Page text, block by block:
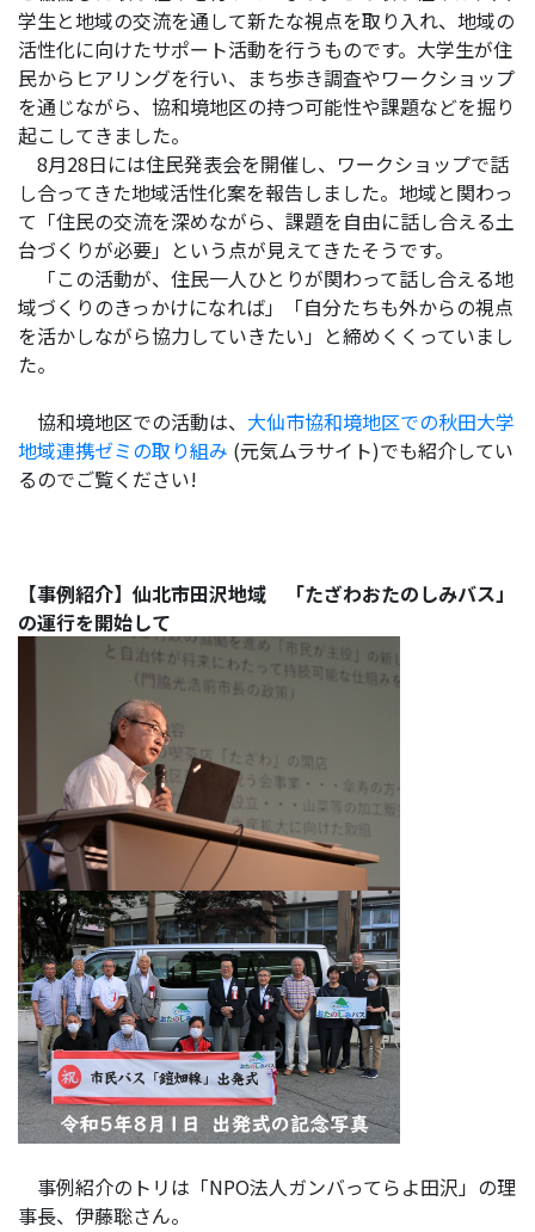
学生と地域の交流を通して新たな視点を取り入れ、地域の
活性化に向けたサポート活動を行うものです。大学生が住
民からヒアリングを行い、まち歩き調査やワークショップ
を通じながら、協和境地区の持つ可能性や課題などを掘り
起こしてきました。
8月28日には住民発表会を開催し、ワークショップで話
し合ってきた地域活性化案を報告しました。地域と関わっ
て 「住民の交流を深めながら、 課題を自由に話し合える土
台づくりが必要」という点が見えてきたそうです。
「この活動が、住民一人ひとりが関わって話し合える地
域づくりのきっかけになれば」「自分たちも外からの視点
を活かしながら協力していきたい」と締めくくっていまし
た。
協和境地区での活動は、 大仙市協和境地区での秋田大学
地域連携ゼミの取り組み (元気ムラサイト)でも紹介してい
るのでご覧ください!
【事例紹介】仙北市田沢地域
「たざわおたのしみバス」
の運行を開始して
事例紹介のトリは「NPO法人ガンバってらよ田沢」の理
事長、伊藤聡さん。